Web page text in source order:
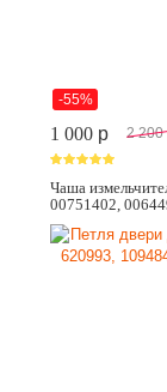
-55%
1 000 p 2 200
Чаша
00751402,